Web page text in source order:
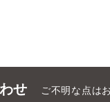
せ ご不明な点は